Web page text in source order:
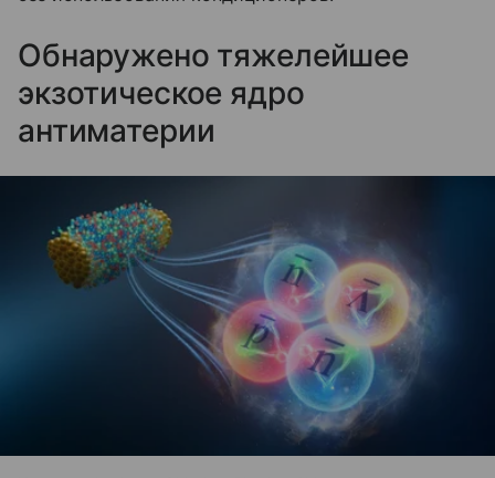
Обнаружено тяжелейшее
экзотическое ядро
антиматерии